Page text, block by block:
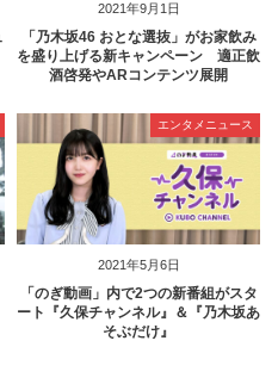
2021年9月1日
「乃木坂46 おとな選抜」がお家飲み
を盛り上げる新キャンペーン 適正飲
酒啓発やARコンテンツ展開
2021年5月6日
エンタメニュース
「のぎ動画」内で2つの新番組がスタ
ート『久保チャンネル』＆『乃木坂あ
そぶだけ』